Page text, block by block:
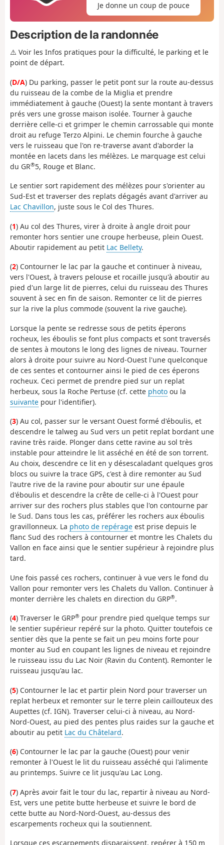
Je donne un coup de pouce
Description de la randonnée
⚠️ Voir les Infos pratiques pour la difficulté, le parking et le
point de départ.
(D/A) Du parking, passer le petit pont sur la route au-dessus
du ruisseau de la combe de la Miglia et prendre
immédiatement à gauche (Ouest) la sente montant à travers
prés vers une grosse maison isolée. Tourner à gauche
derrière celle-ci et grimper le chemin carrossable qui monte
droit au refuge Terzo Alpini. Le chemin fourche à gauche
vers le ruisseau que l'on re-traverse avant d'aborder la
montée en lacets dans les mélèzes. Le marquage est celui
du GR®5, Rouge et Blanc.
Le sentier sort rapidement des mélèzes pour s'orienter au
Sud-Est et traverser des replats dégagés avant d'arriver au
Lac Chavillon, juste sous le Col des Thures.
(1) Au col des Thures, virer à droite à angle droit pour
remonter hors sentier une croupe herbeuse, plein Ouest.
Aboutir rapidement au petit Lac Bellety.
(2) Contourner le lac par la gauche et continuer à niveau,
vers l'Ouest, à travers pelouse et rocaille jusqu'à aboutir au
pied d'un large lit de pierres, celui du ruisseau des Thures
souvent à sec en fin de saison. Remonter ce lit de pierres
sur la rive la plus commode (souvent la rive gauche).
Lorsque la pente se redresse sous de petits éperons
rocheux, les éboulis se font plus compacts et sont traversés
de sentes à moutons le long des lignes de niveau. Tourner
alors à droite pour suivre au Nord-Ouest l'une quelconque
de ces sentes et contourner ainsi le pied de ces éperons
rocheux. Ceci permet de prendre pied sur un replat
herbeux, sous la Roche Pertuse (cf. cette photo ou la
suivante pour l'identifier).
(3) Au col, passer sur le versant Ouest formé d'éboulis, et
descendre le talweg au Sud vers un petit replat bordant une
ravine très raide. Plonger dans cette ravine au sol très
instable pour atteindre le lit asséché en été de son torrent.
Au choix, descendre ce lit en y désescaladant quelques gros
blocs ou suivre la trace GPS, c'est à dire remonter au Sud
l'autre rive de la ravine pour aboutir sur une épaule
d'éboulis et descendre la crête de celle-ci à l'Ouest pour
arriver sur des rochers plus stables que l'on contourne par
le Sud. Dans tous les cas, préférer les rochers aux éboulis
gravillonneux. La photo de repérage est prise depuis le
flanc Sud des rochers à contourner et montre les Chalets du
Vallon en face ainsi que le sentier supérieur à rejoindre plus
tard.
Une fois passé ces rochers, continuer à vue vers le fond du
Vallon pour remonter vers les Chalets du Vallon. Continuer à
monter derrière les chalets en direction du GRP®.
(4) Traverser le GRP® pour prendre pied quelque temps sur
le sentier supérieur repéré sur la photo. Quitter toutefois ce
sentier dès que la pente se fait un peu moins forte pour
monter au Sud en coupant les lignes de niveau et rejoindre
le ruisseau issu du Lac Noir (Ravin du Content). Remonter le
ruisseau jusqu'au lac.
(5) Contourner le lac et partir plein Nord pour traverser un
replat herbeux et remonter sur le terre plein caillouteux des
Aupettes (cf. IGN). Traverser celui-ci à niveau, au Nord-
Nord-Ouest, au pied des pentes plus raides sur la gauche et
aboutir au petit Lac du Châtelard.
(6) Contourner le lac par la gauche (Ouest) pour venir
remonter à l'Ouest le lit du ruisseau asséché qui l'alimente
au printemps. Suivre ce lit jusqu'au Lac Long.
(7) Après avoir fait le tour du lac, repartir à niveau au Nord-
Est, vers une petite butte herbeuse et suivre le bord de
cette butte au Nord-Nord-Ouest, au-dessus des
escarpements rocheux qui la soutiennent.
Lorsque ces escarpements disparaissent, repérer à 150 m